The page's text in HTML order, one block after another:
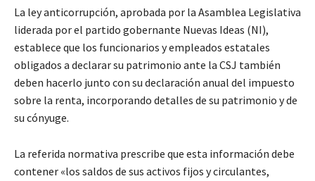
La ley anticorrupción, aprobada por la Asamblea Legislativa
liderada por el partido gobernante Nuevas Ideas (NI),
establece que los funcionarios y empleados estatales
obligados a declarar su patrimonio ante la CSJ también
deben hacerlo junto con su declaración anual del impuesto
sobre la renta, incorporando detalles de su patrimonio y de
su cónyuge.
La referida normativa prescribe que esta información debe
contener «los saldos de sus activos fijos y circulantes,